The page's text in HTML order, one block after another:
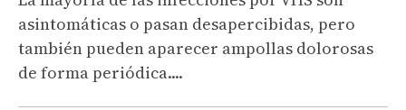
asintomáticas o pasan desapercibidas, pero
también pueden aparecer ampollas dolorosas
de forma periódica....